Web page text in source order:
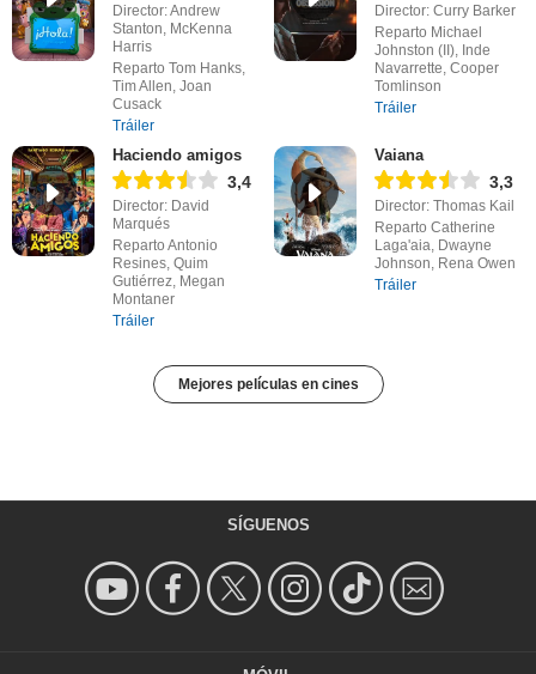
Director: Andrew
Stanton, McKenna
Harris
Reparto Tom Hanks,
Tim Allen, Joan
Cusack
Tráiler
Director: Curry Barker
Reparto Michael
Johnston (II), Inde
Navarrette, Cooper
Tomlinson
Tráiler
Haciendo amigos
3,4
Director: David
Marqués
Reparto Antonio
Resines, Quim
Gutiérrez, Megan
Montaner
Tráiler
Vaiana
3,3
Director: Thomas Kail
Reparto Catherine
Laga'aia, Dwayne
Johnson, Rena Owen
Tráiler
Mejores películas en cines
SÍGUENOS